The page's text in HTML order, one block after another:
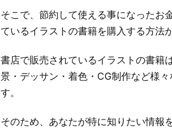
そこで、節約して使える事になったお
ているイラストの書籍を購入する方法
書店で販売されているイラストの書籍
景・デッサン・着色・CG制作など様
す。
そのため、あなたが特に知りたい情報